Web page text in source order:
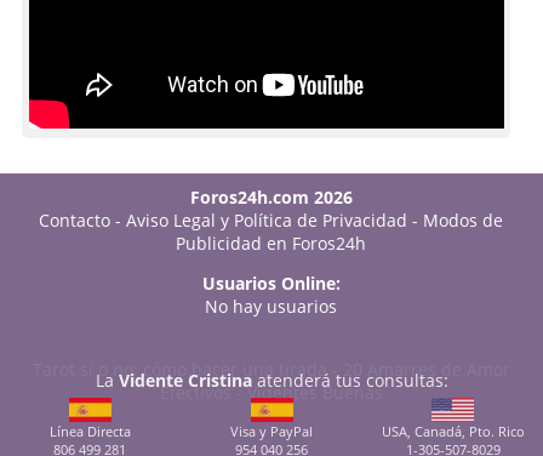
Foros24h.com 2026
Contacto -Aviso Legal y Política de Privacidad - Modos de
Publicidad en Foros24h
Usuarios Online:
No hay usuarios
Tarot sí o no: cómo hacer una tirada-
20 Amarres de Amor
Efectivos-Videntes Buenas
La Vidente Cristinaatenderá tus consultas:
Línea Directa
806 499 281
Visa y PayPal
954 040 256
USA, Canadá, Pto. Rico
1-305-507-8029